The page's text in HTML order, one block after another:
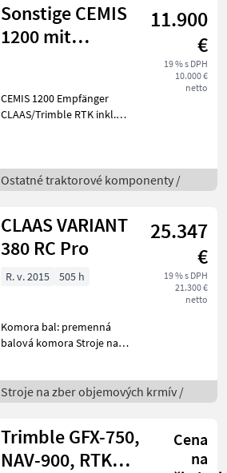
Sonstige CEMIS
1200 mit
11.900
€
19 % s DPH
10.000 €
netto
CEMIS 1200 Empfänger
CLAAS/Trimble RTK inkl.
komponenty
Ostatné traktorové komponenty /
CLAAS VARIANT
380 RC Pro
25.347
€
19 % s DPH
21.300 €
netto
R. v. 2015 505 h
Komora bal: premenná
balová komora Stroje na
Stroje na zber objemových krmív /
Trimble GFX-750,
NAV-900, RTK
Cena
na